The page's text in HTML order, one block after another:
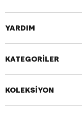
YARDIM
KATEGORİLER
KOLEKSİYON